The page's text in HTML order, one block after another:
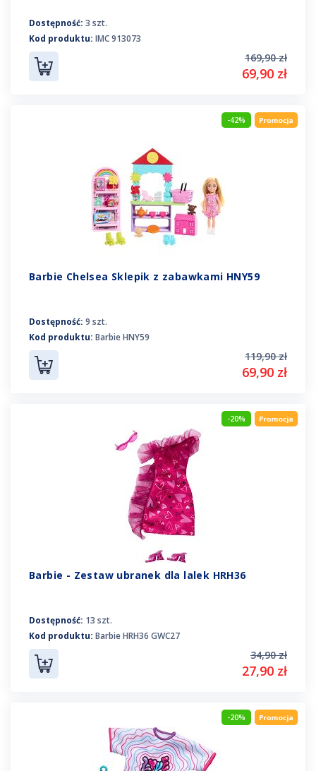
Dostępność: 3 szt.
Kod produktu: IMC 913073
169,90 zł
69,90 zł
-42%
Barbie Chelsea Sklepik z zabawkami HNY59
Dostępność: 9 szt.
Kod produktu: Barbie HNY59
119,90 zł
69,90 zł
-20%
Barbie - Zestaw ubranek dla lalek HRH36
Dostępność: 13 szt.
Kod produktu: Barbie HRH36 GWC27
34,90 zł
27,90 zł
-20%